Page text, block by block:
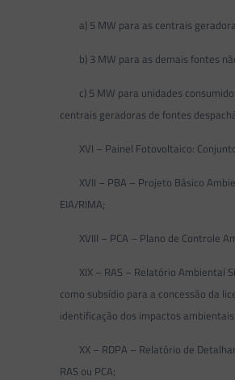
a) 5 MW para as centrais
b) 3 MW para as demais fontes
c) 5 MW para unidades
centrais geradoras de fontes
XVI – Painel Fotovoltaico:
XVII – PBA – Projeto Básico
EIA/RIMA;
XVIII – PCA – Plano de Controle
XIX – RAS – Relatório Ambiental
como subsídio para a concessão da
identificação dos impactos
XX – RDPA – Relatório de
RAS ou PCA;